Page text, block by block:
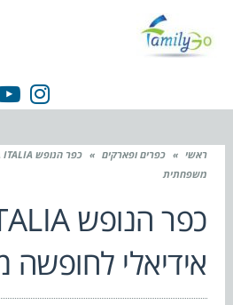
ראשי » כפרים ופארקים »
משפחתית
אידיאלי